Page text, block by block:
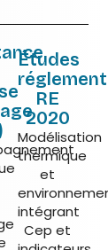
Études
RE
2020
Modélisation
thermique
et
intégrant
Cep et